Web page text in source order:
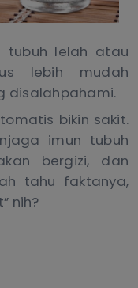
tubuh lelah atau
lebih mudah
disalahpahami.
bikin sakit.
imun tubuh
bergizi, dan
tahu faktanya,
nih?